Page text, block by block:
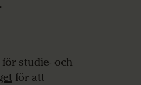
studie- och
för att